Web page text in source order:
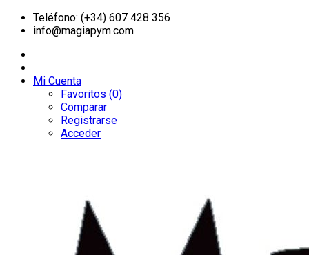
Teléfono: (+34) 607 428 356
info@magiapym.com
Mi Cuenta
Favoritos (0)
Comparar
Registrarse
Acceder